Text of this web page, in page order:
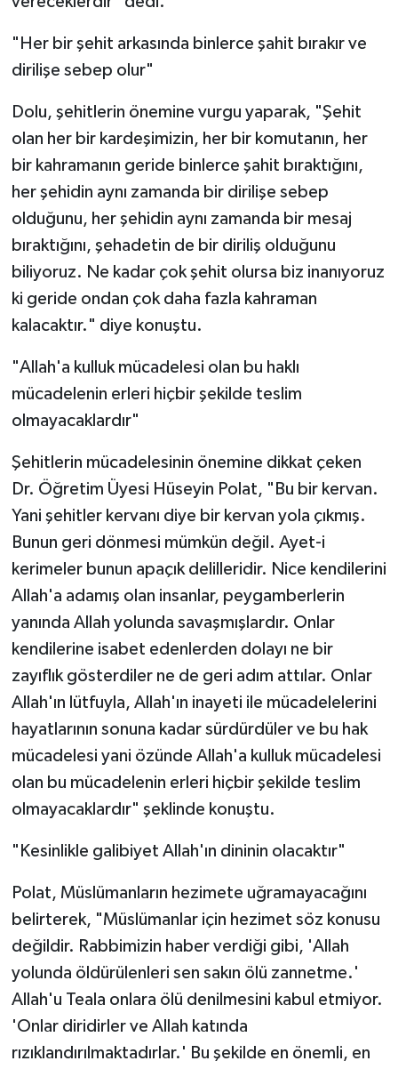
"Her bir şehit arkasında binlerce şahit bırakır ve
dirilişe sebep olur"
Dolu, şehitlerin önemine vurgu yaparak, "Şehit
olan her bir kardeşimizin, her bir komutanın, her
bir kahramanın geride binlerce şahit bıraktığını,
her şehidin aynı zamanda bir dirilişe sebep
olduğunu, her şehidin aynı zamanda bir mesaj
bıraktığını, şehadetin de bir diriliş olduğunu
biliyoruz. Ne kadar çok şehit olursa biz inanıyoruz
ki geride ondan çok daha fazla kahraman
kalacaktır." diye konuştu.
"Allah'a kulluk mücadelesi olan bu haklı
mücadelenin erleri hiçbir şekilde teslim
olmayacaklardır"
Şehitlerin mücadelesinin önemine dikkat çeken
Dr. Öğretim Üyesi Hüseyin Polat, "Bu bir kervan.
Yani şehitler kervanı diye bir kervan yola çıkmış.
Bunun geri dönmesi mümkün değil. Ayet-i
kerimeler bunun apaçık delilleridir. Nice kendilerini
Allah'a adamış olan insanlar, peygamberlerin
yanında Allah yolunda savaşmışlardır. Onlar
kendilerine isabet edenlerden dolayı ne bir
zayıflık gösterdiler ne de geri adım attılar. Onlar
Allah'ın lütfuyla, Allah'ın inayeti ile mücadelelerini
hayatlarının sonuna kadar sürdürdüler ve bu hak
mücadelesi yani özünde Allah'a kulluk mücadelesi
olan bu mücadelenin erleri hiçbir şekilde teslim
olmayacaklardır" şeklinde konuştu.
"Kesinlikle galibiyet Allah'ın dininin olacaktır"
Polat, Müslümanların hezimete uğramayacağını
belirterek, "Müslümanlar için hezimet söz konusu
değildir. Rabbimizin haber verdiği gibi, 'Allah
yolunda öldürülenleri sen sakın ölü zannetme.'
Allah'u Teala onlara ölü denilmesini kabul etmiyor.
'Onlar diridirler ve Allah katında
rızıklandırılmaktadırlar.' Bu şekilde en önemli, en